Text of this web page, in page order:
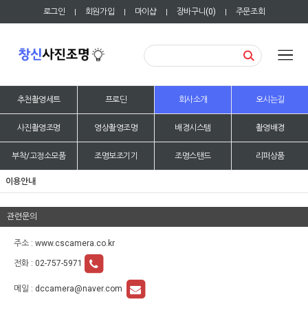
로그인 | 회원가입 | 마이샵 | 장바구니(0) | 주문조회
추천촬영세트 프로딘 회사소개 오시는길
사진촬영조명 영상촬영조명 배경시스템 촬영배경
부착/고정소모품 조명보조기기 조명스탠드 리퍼상품
이용안내
관련문의
주소 : www.cscamera.co.kr
전화 : 02-757-5971
메일 : dccamera@naver.com